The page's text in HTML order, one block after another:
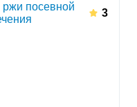
посевной
3